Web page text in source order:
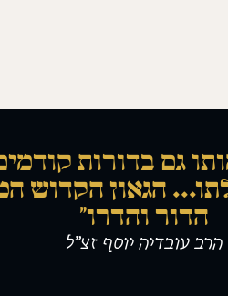
גם בדורות
הגאון הקדוש
הדור והדרו"
הרב עובדיה יוסף זצ”ל